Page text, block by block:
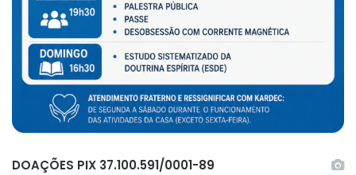
DOAÇÕES PIX 37.100.591/0001-89